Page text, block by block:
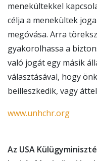
menekültekkel
célja a menekültek
megóvása. Arra
gyakorolhassa a
való jogát egy másik
választásával, hogy
beilleszkedik, vagy
www.unhchr.org
Az USA